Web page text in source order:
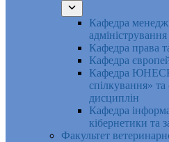
Кафедра
адміністрування
Кафедра права
Кафедра
Кафедра
спілкування»
дисциплін
Кафедра
кібернетики та
Факультет